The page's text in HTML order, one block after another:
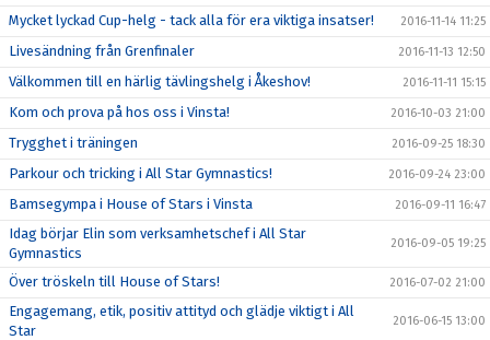
Mycket lyckad Cup-helg - tack alla för era viktiga insatser! 2016-11-14 11:25
Livesändning från Grenfinaler 2016-11-13 12:50
Välkommen till en härlig tävlingshelg i Åkeshov! 2016-11-11 15:15
Kom och prova på hos oss i Vinsta! 2016-10-03 21:00
Trygghet i träningen 2016-09-25 18:30
Parkour och tricking i All Star Gymnastics! 2016-09-24 23:00
Bamsegympa i House of Stars i Vinsta 2016-09-11 16:47
Idag börjar Elin som verksamhetschef i All Star
Gymnastics
2016-09-05 19:25
Över tröskeln till House of Stars! 2016-07-02 21:00
Engagemang, etik, positiv attityd och glädje viktigt i All
Star
2016-06-15 13:00